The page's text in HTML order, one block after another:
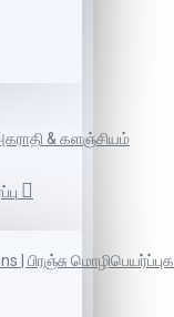
& களஞ்சியம்
| பிரஞ்சு